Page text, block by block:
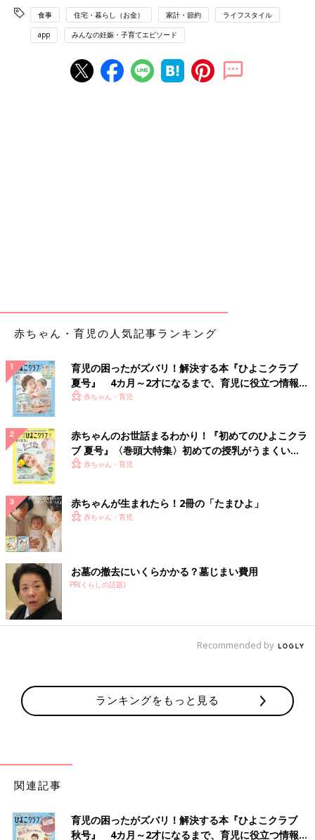
食事 住宅・暮らし（お金） 家計・節約 ライフスタイル
app みんなの妊娠・子育てエピソード
赤ちゃん・育児の人気記事ランキング
育児の困ったがズバリ！解決する本『ひよこクラブ
夏号』 4カ月～2才になるまで、育児に役立つ情報が
いっぱい！
赤ちゃん・育児
赤ちゃんのお世話まるわかり！『初めてのひよこクラ
ブ 夏号』〈巻頭大特集〉初めての授乳がうまくい
く！ おっぱい・ミルクの基本と夏のトラブル 解決テ
赤ちゃん・育児
赤ちゃんが生まれたら！2冊の「たまひよ」
赤ちゃん・育児
お墓の撤去にいくらかかる？墓じまい費用
PR(くらしの話題)
Recommended by
ランキングをもっと見る
関連記事
育児の困ったがズバリ！解決する本『ひよこクラブ
秋号』 4カ月～2才になるまで、育児に役立つ情報が